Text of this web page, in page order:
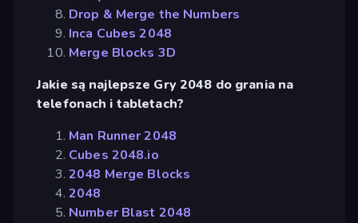
Drop & Merge the Numbers
Inca Cubes 2048
Merge Blocks 3D
Jakie są najlepsze Gry 2048 do grania na
telefonach i tabletach?
Man Runner 2048
Cubes 2048.io
2048 Merge Blocks
2048
Number Blast 2048